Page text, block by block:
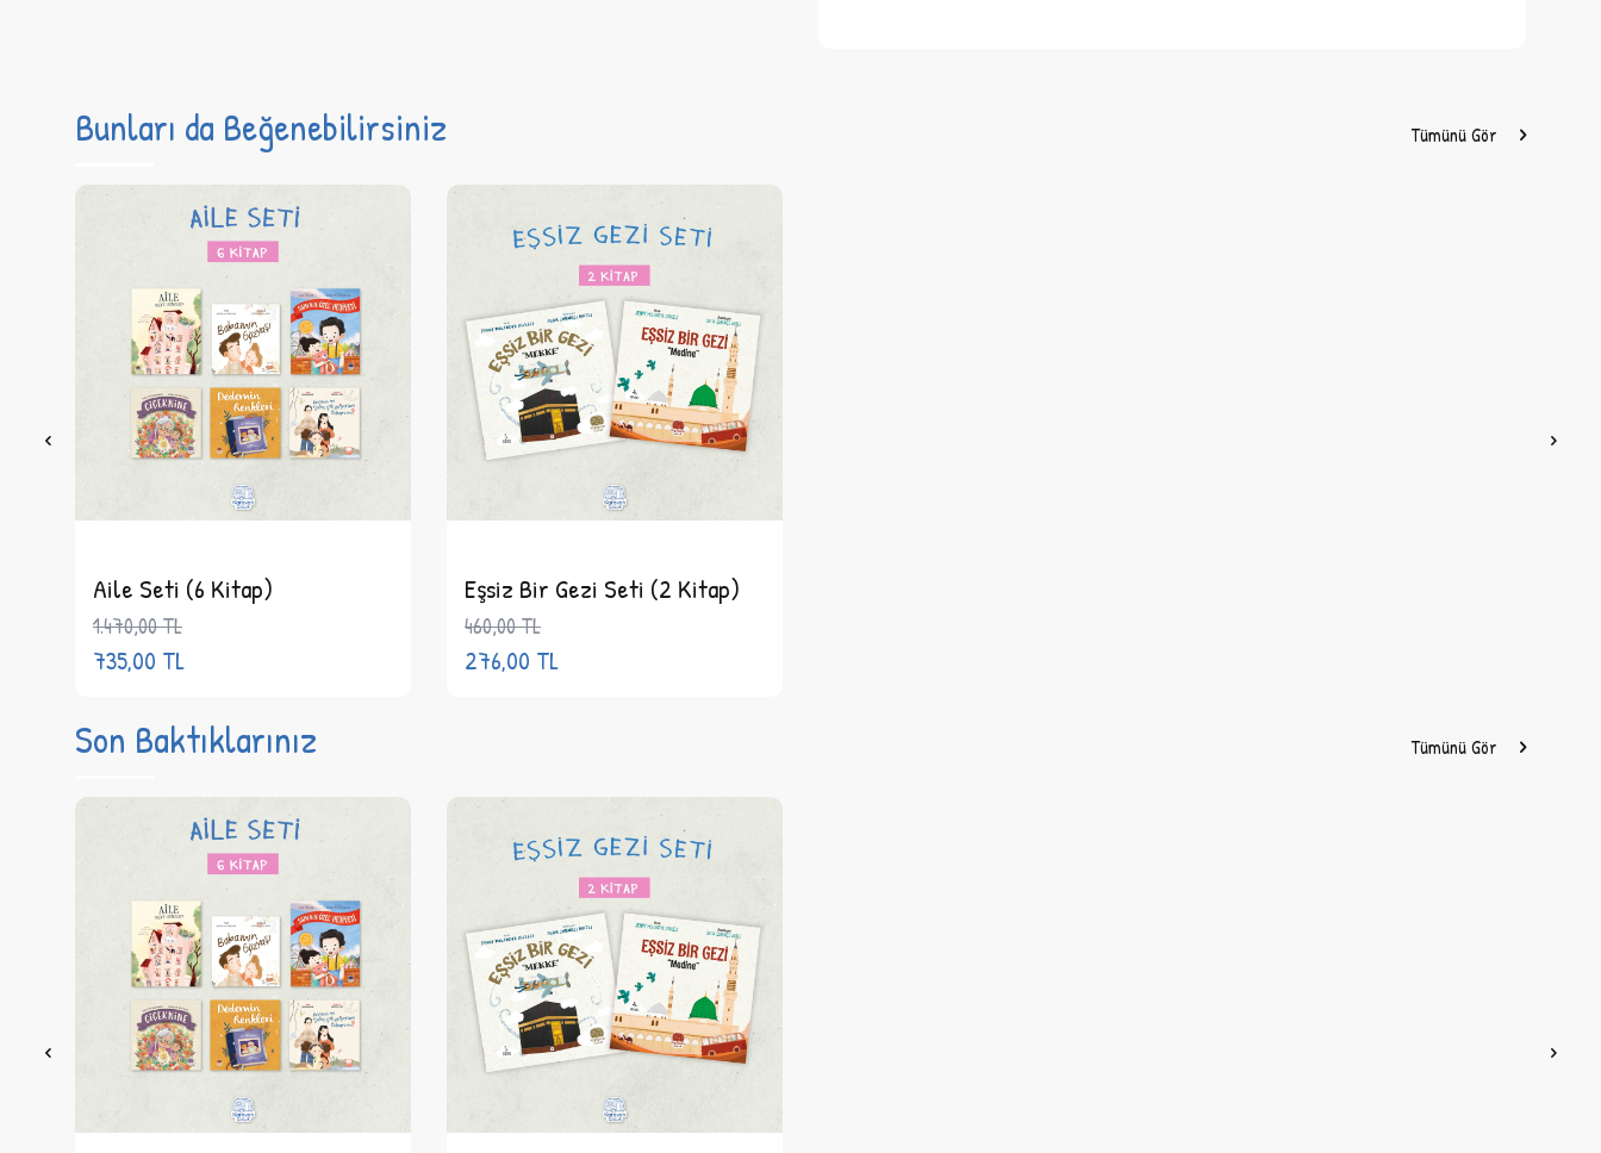
Bunları da Beğenebilirsiniz Tümünü Gör
Aile Seti (6 Kitap)
1.470,00TL
735,00 TL
Eşsiz Bir Gezi Seti (2 Kitap)
460,00TL
276,00 TL
Son Baktıklarınız Tümünü Gör